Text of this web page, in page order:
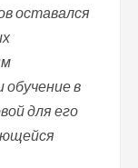
оставался
в
для его